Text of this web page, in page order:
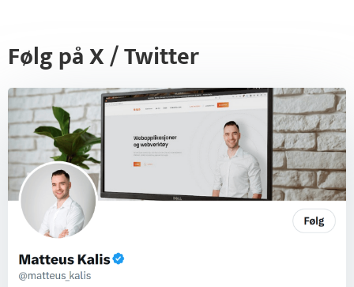
Følg på X / Twitter